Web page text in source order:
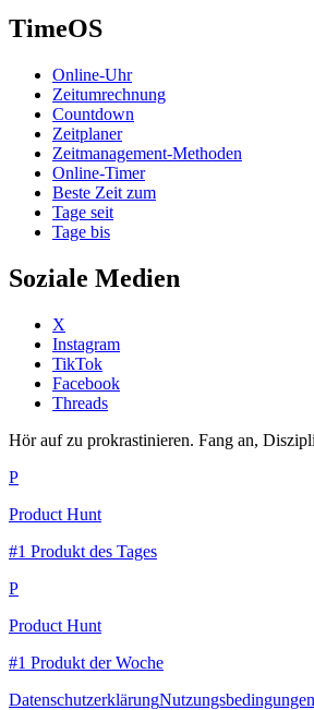
TimeOS
Online-Uhr
Zeitumrechnung
Countdown
Zeitplaner
Zeitmanagement-Methoden
Online-Timer
Beste Zeit zum
Tage seit
Tage bis
Soziale Medien
X
Instagram
TikTok
Facebook
Threads
Hör auf zu prokrastinieren. Fang an,
P
Product Hunt
#1 Produkt des Tages
P
Product Hunt
#1 Produkt der Woche
DatenschutzerklärungNutzungsbedingungen